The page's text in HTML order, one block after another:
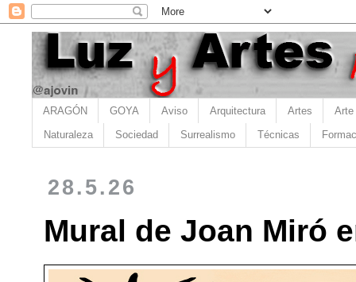
ARAGÓN GOYA Aviso Arquitectura Artes Arte
Naturaleza Sociedad Surrealismo Técnicas
28.5.26
Mural de Joan Miró